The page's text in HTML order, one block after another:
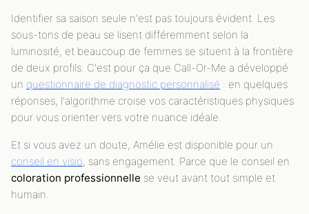
Identifier sa saison seule n'est pas toujours évident. Les
sous-tons de peau se lisent différemment selon la
luminosité, et beaucoup de femmes se situent à la frontière
de deux profils. C'est pour ça que Call-Or-Me a développé
un questionnaire de diagnostic personnalisé : en quelques
réponses, l'algorithme croise vos caractéristiques physiques
pour vous orienter vers votre nuance idéale.
Et si vous avez un doute, Amélie est disponible pour un
conseil en visio, sans engagement. Parce que le conseil en
coloration professionnelle se veut avant tout simple et
humain.